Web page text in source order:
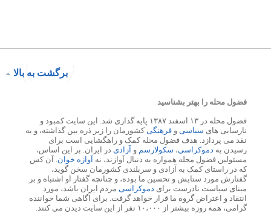
برگشت به بالا
فضول محله را بهتر بشناسید
فضول محله در ۱۳ اسفند ۱۳۸۷ پایه گذاری شد. این سایت کمبود و
نارسایی های سیاسی و فرهنگیکشورمان را زیر ذره بین گذاشته، و به
نقد می پردازد. هدف فضول محله کمک و راهگشایی است برای
رسیدن به دموکراسی، سکولارسم و آزادی در ایران. بر این اساس،
مسئولین فضول محله همواره به دنبال آوازند، نه آوازه خوان. آن کس
که در راستای کمک به آزادی و سربلندی کشورمان سخن گوید،
گفتارش مورد ستایش و تحسین ما بوده، و چنانچه گفتار او اشتباه و بر
مبنای سیاست نادرست برای دموکراسی مردم ایران باشد، مورد
انتقاد و اعتراض گروه ما قرار خواهد گرفت. برای آگاهی شما خواننده
گرامی، همه روزه بیشتر از ۱۰،۰۰۰ نفر از این سایت دیدن می کنند.